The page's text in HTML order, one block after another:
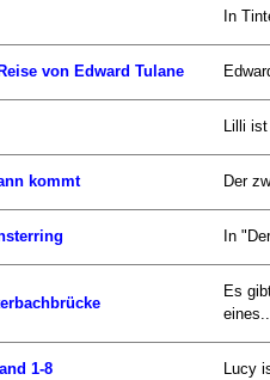
In
von Edward Tulane
Lilli
kommt Der
In
Es
1-8 Lucy